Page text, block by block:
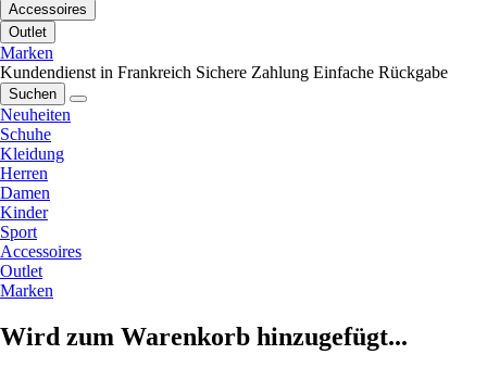
Accessoires
Outlet
Marken
Kundendienst in Frankreich Sichere Zahlung Einfache Rückgabe
Suchen
Neuheiten
Schuhe
Kleidung
Herren
Damen
Kinder
Sport
Accessoires
Outlet
Marken
Wird zum Warenkorb hinzugefügt...